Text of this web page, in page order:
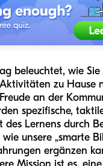
beleuchtet, wie
zu Hause
an der
spezifische,
des Lernens durch
unsere „smarte
ergänzen